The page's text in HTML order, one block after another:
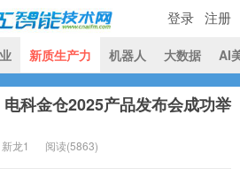
网
新质生产力 机器人 大数据 AI
登录 注册
科金仓2025产品发布会成功举
龙1 阅读(5863)